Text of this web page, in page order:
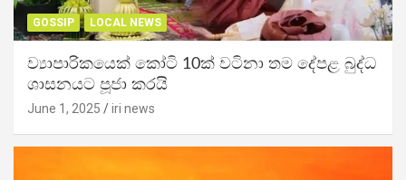
GOSSIP LOCAL NEWS
ව්‍යාපාරිකයෙක් කෝටි 10ක් වටිනා තම දේපළ බුද්ධ
ශාසනයට පූජා කරයි
June 1, 2025 iri news